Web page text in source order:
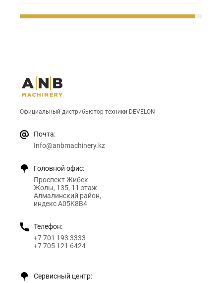
Официальный дистрибьютор техники DEVELON
Почта:
Info@anbmachinery.kz
Головной офис:
Проспект Жибек
Жолы, 135, 11 этаж
Алмалинский район,
индекс A05K8B4
Телефон:
+7 701 193 3333
+7 705 121 6424
Сервисный центр: